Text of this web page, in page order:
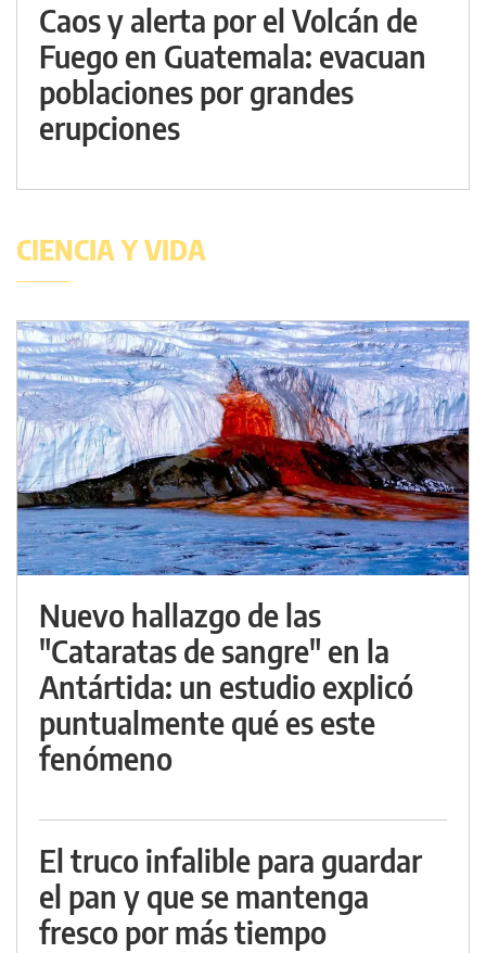
Caos y alerta por el Volcán de
Fuego en Guatemala: evacuan
poblaciones por grandes
erupciones
CIENCIA Y VIDA
Nuevo hallazgo de las
"Cataratas de sangre" en la
Antártida: un estudio explicó
puntualmente qué es este
fenómeno
El truco infalible para guardar
el pan y que se mantenga
fresco por más tiempo